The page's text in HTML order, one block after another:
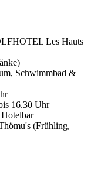
Les Hauts
Schwimmbad &
16.30 Uhr
Hotelbar
(Frühling,